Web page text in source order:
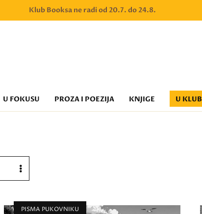
Klub Booksa ne radi od 20.7. do 24.8.
U FOKUSU PROZA I POEZIJA KNJIGE U
PISMA PUKOVNIKU